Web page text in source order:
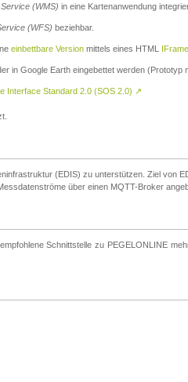
(WMS) in eine Kartenanwendung
(WFS) beziehbar.
einbettbare Version mittels eines HTML
in Google Earth eingebettet werden (Prototyp
Interface Standard 2.0 (SOS 2.0) ↗
(EDIS) zu unterstützen. Ziel von
über einen MQTT-Broker
Schnittstelle zu PEGELONLINE